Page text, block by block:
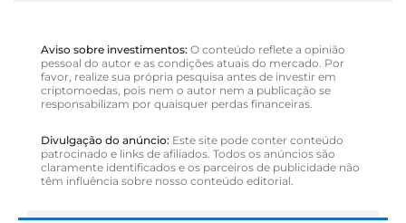
Aviso sobre investimentos: O conteúdo reflete a opinião
pessoal do autor e as condições atuais do mercado. Por
favor, realize sua própria pesquisa antes de investir em
criptomoedas, pois nem o autor nem a publicação se
responsabilizam por quaisquer perdas financeiras.
Divulgação do anúncio: Este site pode conter conteúdo
patrocinado e links de afiliados. Todos os anúncios são
claramente identificados e os parceiros de publicidade não
têm influência sobre nosso conteúdo editorial.